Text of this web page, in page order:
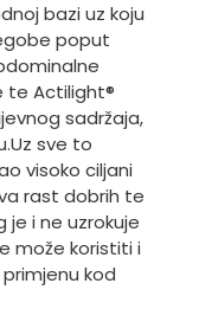
bazi uz koju
poput
te Actilight®
sadržaja,
Uz sve to
visoko ciljani
rast dobrih te
je i ne uzrokuje
može koristiti i
kod